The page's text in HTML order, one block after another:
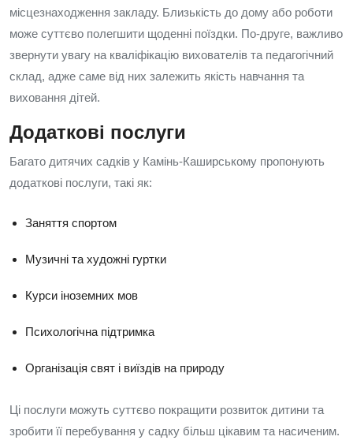
місцезнаходження закладу. Близькість до дому або роботи
може суттєво полегшити щоденні поїздки. По-друге, важливо
звернути увагу на кваліфікацію вихователів та педагогічний
склад, адже саме від них залежить якість навчання та
виховання дітей.
Додаткові послуги
Багато дитячих садків у Камінь-Каширському пропонують
додаткові послуги, такі як:
Заняття спортом
Музичні та художні гуртки
Курси іноземних мов
Психологічна підтримка
Організація свят і виїздів на природу
Ці послуги можуть суттєво покращити розвиток дитини та
зробити її перебування у садку більш цікавим та насиченим.